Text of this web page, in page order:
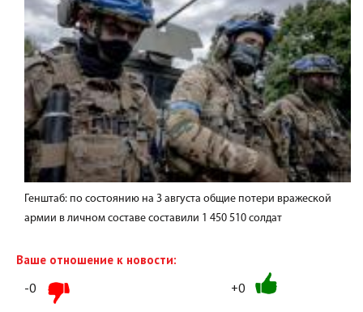
Генштаб: по состоянию на 3 августа общие потери вражеской
армии в личном составе составили 1 450 510 солдат
Ваше отношение к новости:
-0 +0